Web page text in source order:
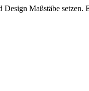
Maßstäbe